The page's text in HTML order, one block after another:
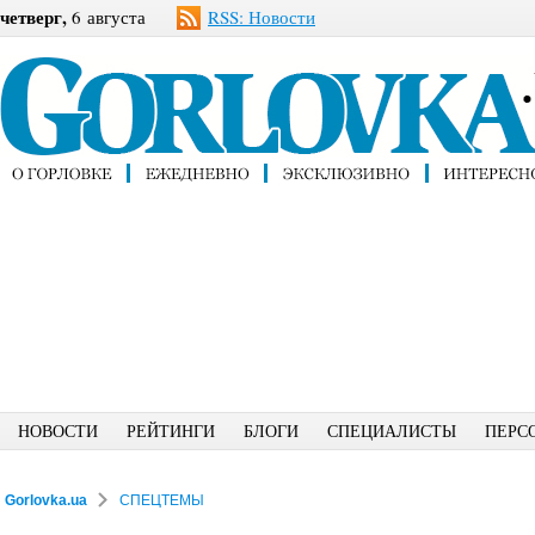
четверг, 6 августа RSS: Новости
НОВОСТИ РЕЙТИНГИ БЛОГИ СПЕЦИАЛИСТЫ
Gorlovka.ua СПЕЦТЕМЫ